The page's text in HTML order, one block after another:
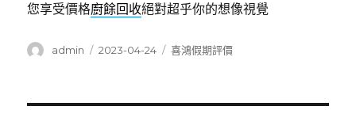
您享受價格廚餘回收絕對超乎你的想像視覺
作
admin
發
2023-04-24
分
喜鴻假期評價